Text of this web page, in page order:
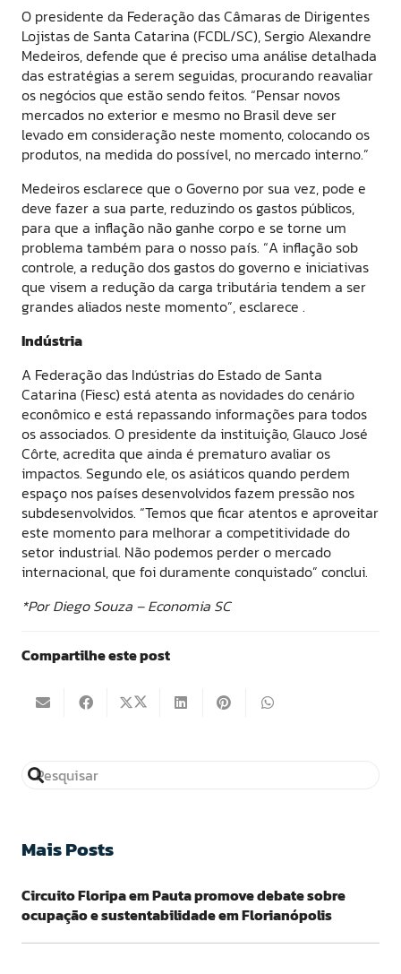
O presidente da Federação das Câmaras de Dirigentes
Lojistas de Santa Catarina (FCDL/SC), Sergio Alexandre
Medeiros, defende que é preciso uma análise detalhada
das estratégias a serem seguidas, procurando reavaliar
os negócios que estão sendo feitos. “Pensar novos
mercados no exterior e mesmo no Brasil deve ser
levado em consideração neste momento, colocando os
produtos, na medida do possível, no mercado interno.”
Medeiros esclarece que o Governo por sua vez, pode e
deve fazer a sua parte, reduzindo os gastos públicos,
para que a inflação não ganhe corpo e se torne um
problema também para o nosso país. “A inflação sob
controle, a redução dos gastos do governo e iniciativas
que visem a redução da carga tributária tendem a ser
grandes aliados neste momento”, esclarece .
Indústria
A Federação das Indústrias do Estado de Santa
Catarina (Fiesc) está atenta as novidades do cenário
econômico e está repassando informações para todos
os associados. O presidente da instituição, Glauco José
Côrte, acredita que ainda é prematuro avaliar os
impactos. Segundo ele, os asiáticos quando perdem
espaço nos países desenvolvidos fazem pressão nos
subdesenvolvidos. “Temos que ficar atentos e aproveitar
este momento para melhorar a competitividade do
setor industrial. Não podemos perder o mercado
internacional, que foi duramente conquistado” conclui.
*Por Diego Souza – Economia SC
Compartilhe este post
Mais Posts
Circuito Floripa em Pauta promove debate sobre
ocupação e sustentabilidade em Florianópolis